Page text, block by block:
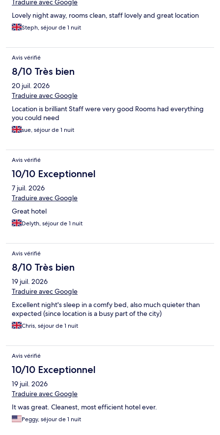
Traduire avec Google
Lovely night away, rooms clean, staff lovely and great location
Steph, séjour de 1 nuit
Avis vérifié
8/10 Très bien
20 juil. 2026
Traduire avec Google
Location is brilliant Staff were very good Rooms had everything
you could need
sue, séjour de 1 nuit
Avis vérifié
10/10 Exceptionnel
7 juil. 2026
Traduire avec Google
Great hotel
Delyth, séjour de 1 nuit
Avis vérifié
8/10 Très bien
19 juil. 2026
Traduire avec Google
Excellent night's sleep in a comfy bed, also much quieter than
expected (since location is a busy part of the city)
Chris, séjour de 1 nuit
Avis vérifié
10/10 Exceptionnel
19 juil. 2026
Traduire avec Google
It was great. Cleanest, most efficient hotel ever.
Peggy, séjour de 1 nuit